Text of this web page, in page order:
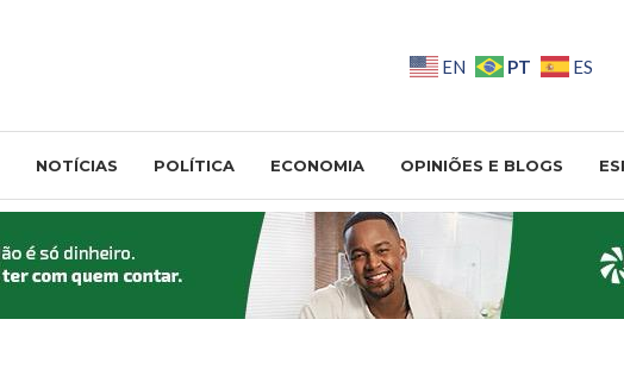
EN PT ES
NOTÍCIAS POLÍTICA ECONOMIA OPINIÕES E BLOGS